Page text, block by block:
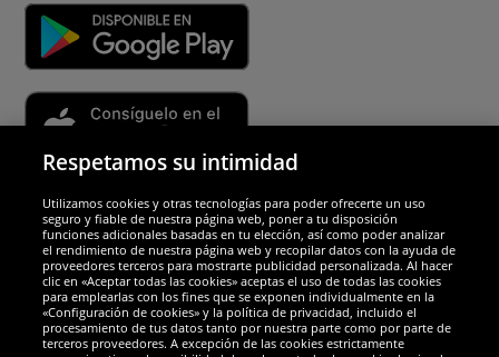
Socios y seguridad
Galardones
Respetamos su intimidad
Utilizamos cookies y otras tecnologías para poder ofrecerte un uso
seguro y fiable de nuestra página web, poner a tu disposición
funciones adicionales basadas en tu elección, así como poder analizar
el rendimiento de nuestra página web y recopilar datos con la ayuda de
proveedores terceros para mostrarte publicidad personalizada. Al hacer
clic en «Aceptar todas las cookies» aceptas el uso de todas las cookies
para emplearlas con los fines que se exponen individualmente en la
«Configuración de cookies» y la política de privacidad, incluido el
procesamiento de tus datos tanto por nuestra parte como por parte de
terceros proveedores. A excepción de las cookies estrictamente